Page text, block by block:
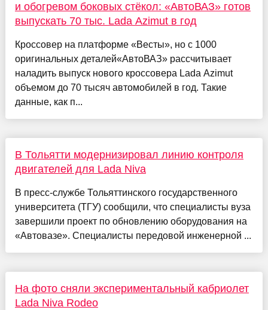
и обогревом боковых стёкол: «АвтоВАЗ» готов
выпускать 70 тыс. Lada Azimut в год
Кроссовер на платформе «Весты», но с 1000
оригинальных деталей«АвтоВАЗ» рассчитывает
наладить выпуск нового кроссовера Lada Azimut
объемом до 70 тысяч автомобилей в год. Такие
данные, как п...
В Тольятти модернизировал линию контроля
двигателей для Lada Niva
В пресс-службе Тольяттинского государственного
университета (ТГУ) сообщили, что специалисты вуза
завершили проект по обновлению оборудования на
«Автовазе». Специалисты передовой инженерной ...
На фото сняли экспериментальный кабриолет
Lada Niva Rodeo